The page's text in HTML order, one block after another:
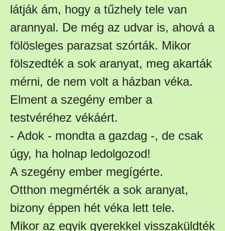
látják ám, hogy a tűzhely tele van
arannyal. De még az udvar is, ahová a
fölösleges parazsat szórták. Mikor
fölszedték a sok aranyat, meg akarták
mérni, de nem volt a házban véka.
Elment a szegény ember a
testvéréhez vékáért.
- Adok - mondta a gazdag -, de csak
úgy, ha holnap ledolgozod!
A szegény ember megígérte.
Otthon megmérték a sok aranyat,
bizony éppen hét véka lett tele.
Mikor az egyik gyerekkel visszaküldték